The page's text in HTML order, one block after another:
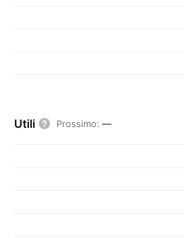
Utili Prossimo: —